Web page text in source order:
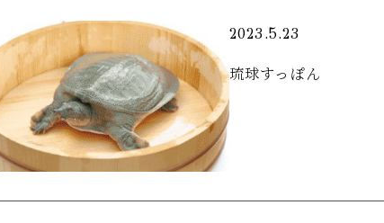
2023.5.23
琉球すっぽん